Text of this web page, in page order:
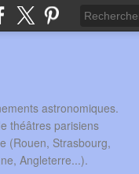
astronomiques.
théâtres parisiens
(Rouen, Strasbourg,
Angleterre...).